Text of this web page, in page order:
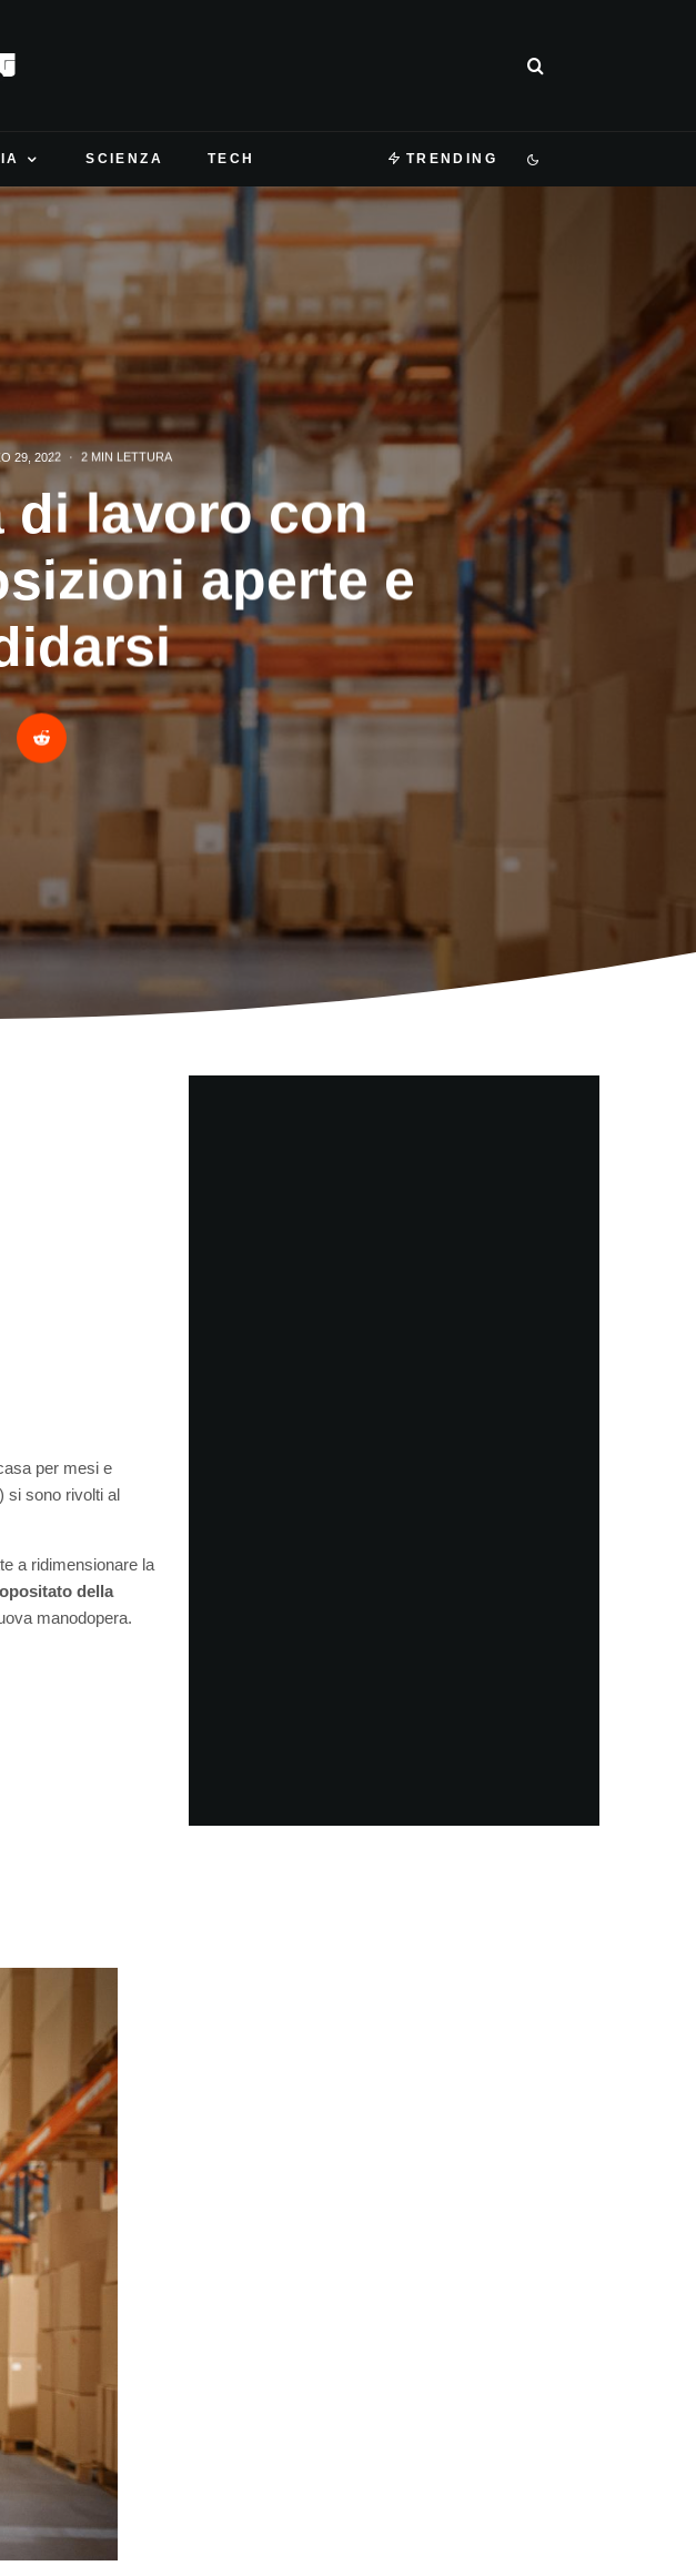
SCIENZA TECH TRENDING
29, 2022 · 2 MIN LETTURA
di lavoro con
aperte e
per mesi e
si sono rivolti al
a ridimensionare la
della
manodopera.